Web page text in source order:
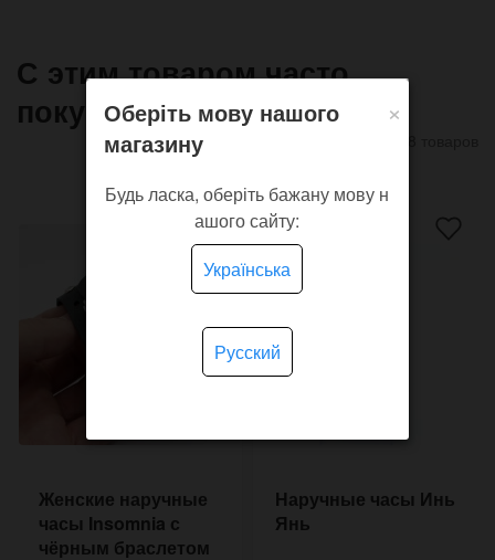
С этим товаром часто
покупают
Женские наручные
часы Insomnia с
чёрным браслетом
Наручные часы Инь
Янь
×
Оберіть мову нашого
магазину
Будь ласка, оберіть бажану мову н
ашого сайту:
Українська
Русский